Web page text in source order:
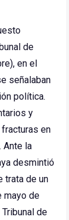
de
en el
señalaban
política.
y
en
Ante la
desmintió
trata de un
mayo de
de